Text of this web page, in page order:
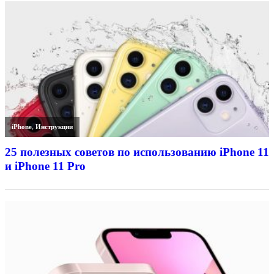
iPhone,Инструкции
25 полезных советов по использованию iPhone 11
и iPhone 11 Pro